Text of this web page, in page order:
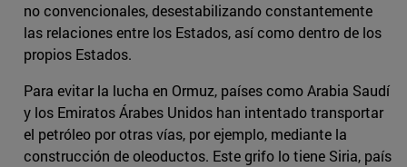
no convencionales, desestabilizando constantemente
las relaciones entre los Estados, así como dentro de los
propios Estados.
Para evitar la lucha en Ormuz, países como Arabia Saudí
y los Emiratos Árabes Unidos han intentado transportar
el petróleo por otras vías, por ejemplo, mediante la
construcción de oleoductos. Este grifo lo tiene Siria, país